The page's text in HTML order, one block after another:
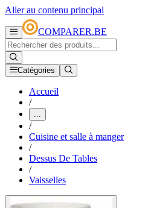
Aller au contenu principal
COMPARER.BE
Catégories
Accueil
/
...
/
Cuisine et salle à manger
/
Dessus De Tables
/
Vaisselles